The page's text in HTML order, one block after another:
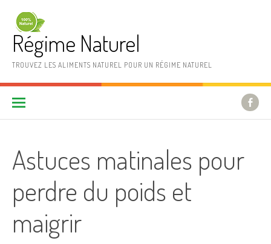
Régime Naturel
TROUVEZ LES ALIMENTS NATUREL POUR UN RÉGIME NATUREL
Astuces matinales pour
perdre du poids et
maigrir